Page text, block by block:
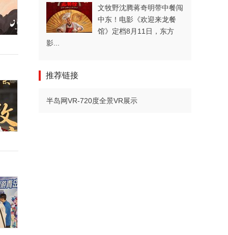
文牧野沈腾蒋奇明带中餐闯
中东！电影《欢迎来龙餐
馆》定档8月11日，东方
影...
推荐链接
半岛网VR-720度全景VR展示